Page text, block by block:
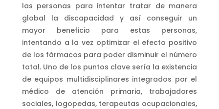
las personas para intentar tratar de manera
global la discapacidad y así conseguir un
mayor beneficio para estas personas,
intentando a la vez optimizar el efecto positivo
de los fármacos para poder disminuir el número
total. Uno de los puntos clave sería la existencia
de equipos multidisciplinares integrados por el
médico de atención primaria, trabajadores
sociales, logopedas, terapeutas ocupacionales,